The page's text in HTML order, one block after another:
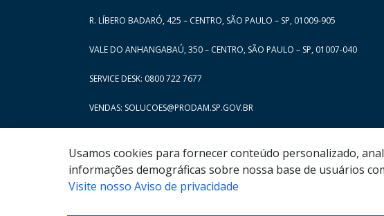
R. LÍBERO BADARÓ, 425 – CENTRO, SÃO PAULO – SP, 01009-905
VALE DO ANHANGABAÚ, 350 – CENTRO, SÃO PAULO – SP, 01007-040
SERVICE DESK: 0800 722 7677
VENDAS: SOLUCOES@PRODAM.SP.GOV.BR
Usamos cookies para fornecer conteúdo personalizado,
informações demográficas sobre nossa base de usuários
Visite nosso Aviso de privacidade